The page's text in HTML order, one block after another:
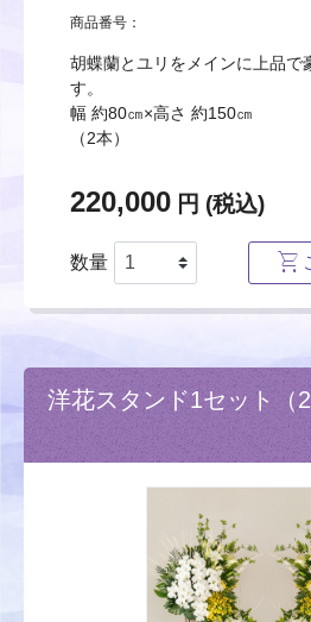
商品番号：
胡蝶蘭とユリをメインに上品で
す。
幅 約80㎝×高さ 約150㎝
（2本）
220,000 円 (税込)
数量
洋花スタンド1セット（